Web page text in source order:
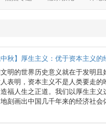
中秋】厚生主义：优于资本主义
明的世界历史意义就在于发明
表明，资本主义不是人类要走
福人生之正道。我们以厚生主
刻画出中国几千年来的经济社